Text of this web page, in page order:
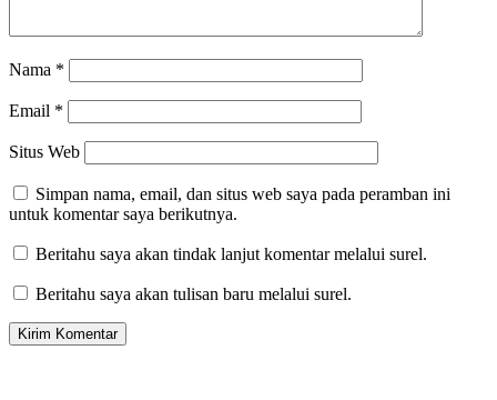
Nama *
Email *
Situs Web
Simpan nama, email, dan situs web saya pada peramban ini
untuk komentar saya berikutnya.
Beritahu saya akan tindak lanjut komentar melalui surel.
Beritahu saya akan tulisan baru melalui surel.